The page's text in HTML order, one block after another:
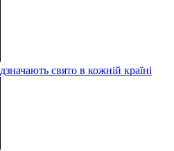
свято в кожній країні